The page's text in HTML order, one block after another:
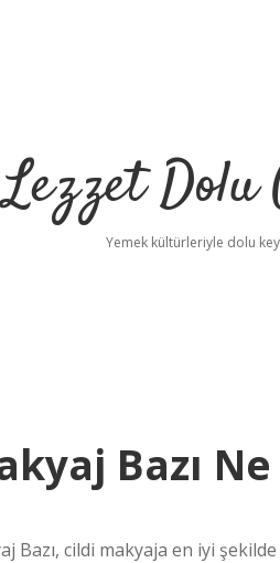
Lezzet Dolu
Yemek kültürleriyle dolu
Bazı
Bazı, cildi makyaja en iyi